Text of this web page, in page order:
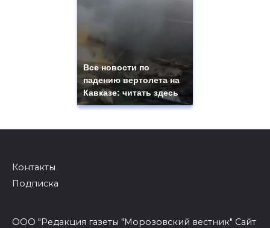
Все новости по
падению вертолета на
Кавказе: читать здесь
Контакты
Подписка
ООО "Редакция газеты "Морозовский вестник" Сайт